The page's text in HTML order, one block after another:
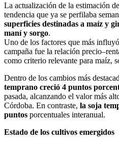
La actualización de la estimación
tendencia que ya se perfilaba
superficies destinadas a maíz y
maní y sorgo.
Uno de los factores que más
campaña fue la relación
como criterio relevante para maíz,
Dentro de los cambios más
temprano creció 4 puntos
pasada, alcanzando el valor más
Córdoba. En contraste, la soja
puntos porcentuales interanual.
Estado de los cultivos emergidos